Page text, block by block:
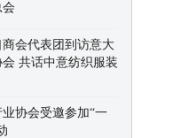
会代表团到访意大
共话中意纺织服装
协会受邀参加“一